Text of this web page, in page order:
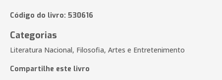
Código do livro: 530616
Categorias
Literatura Nacional, Filosofia, Artes e Entretenimento
Compartilhe este livro